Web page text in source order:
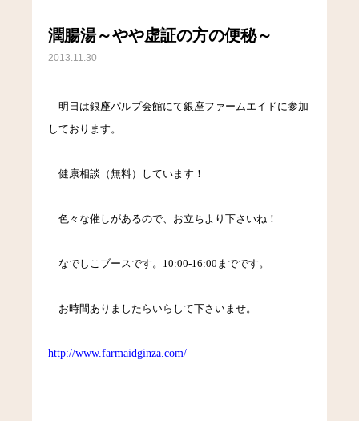
潤腸湯～やや虚証の方の便秘～
2013.11.30
明日は銀座パルプ会館にて銀座ファームエイドに参加
しております。
健康相談（無料）しています！
色々な催しがあるので、お立ちより下さいね！
なでしこブースです。 10:00-16:00 までです。
お時間ありましたらいらして下さいませ。
http://www.farmaidginza.com/